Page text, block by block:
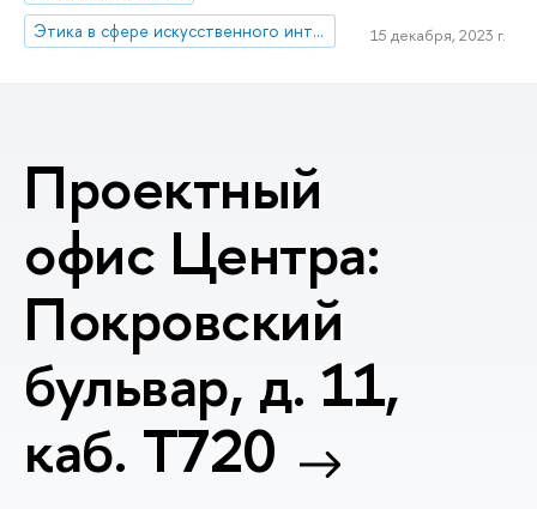
Этика в сфере искусственного интеллекта
15 декабря, 2023 г.
Проектный
офис Центра:
Покровский
бульвар, д. 11,
каб. T720